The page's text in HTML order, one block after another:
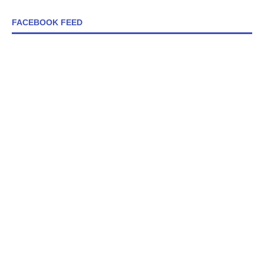
FACEBOOK FEED